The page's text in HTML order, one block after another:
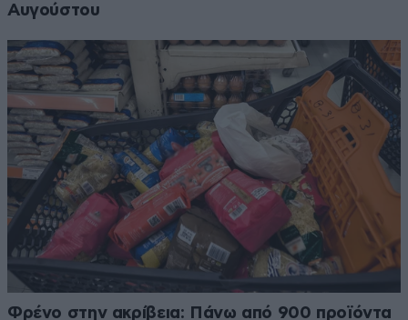
Αυγούστου
Φρένο στην ακρίβεια: Πάνω από 900 προϊόντα